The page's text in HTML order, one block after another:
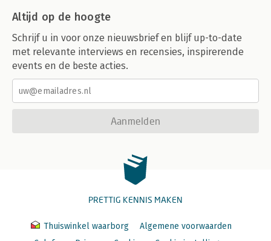
Altijd op de hoogte
Schrijf u in voor onze nieuwsbrief en blijf up-to-date
met relevante interviews en recensies, inspirerende
events en de beste acties.
Aanmelden
PRETTIG KENNIS MAKEN
Thuiswinkel waarborg
Algemene voorwaarden